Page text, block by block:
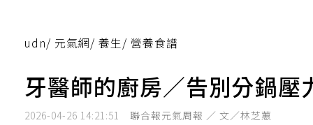
udn/ 元氣網/ 養生/ 營養食譜
牙醫師的廚房／告別分鍋
2026-04-26 14:21:51 聯合報元氣周報 ／ 文／林芝蕙